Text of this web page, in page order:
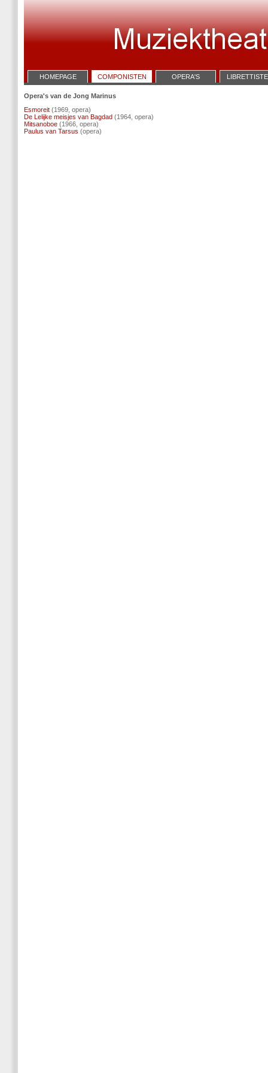
HOMEPAGE COMPONISTEN OPERA'S
Opera's van de Jong Marinus
Esmoreit (1969, opera)
De Lelijke meisjes van Bagdad (1964, opera)
Mitsanoboe (1966, opera)
Paulus van Tarsus (opera)